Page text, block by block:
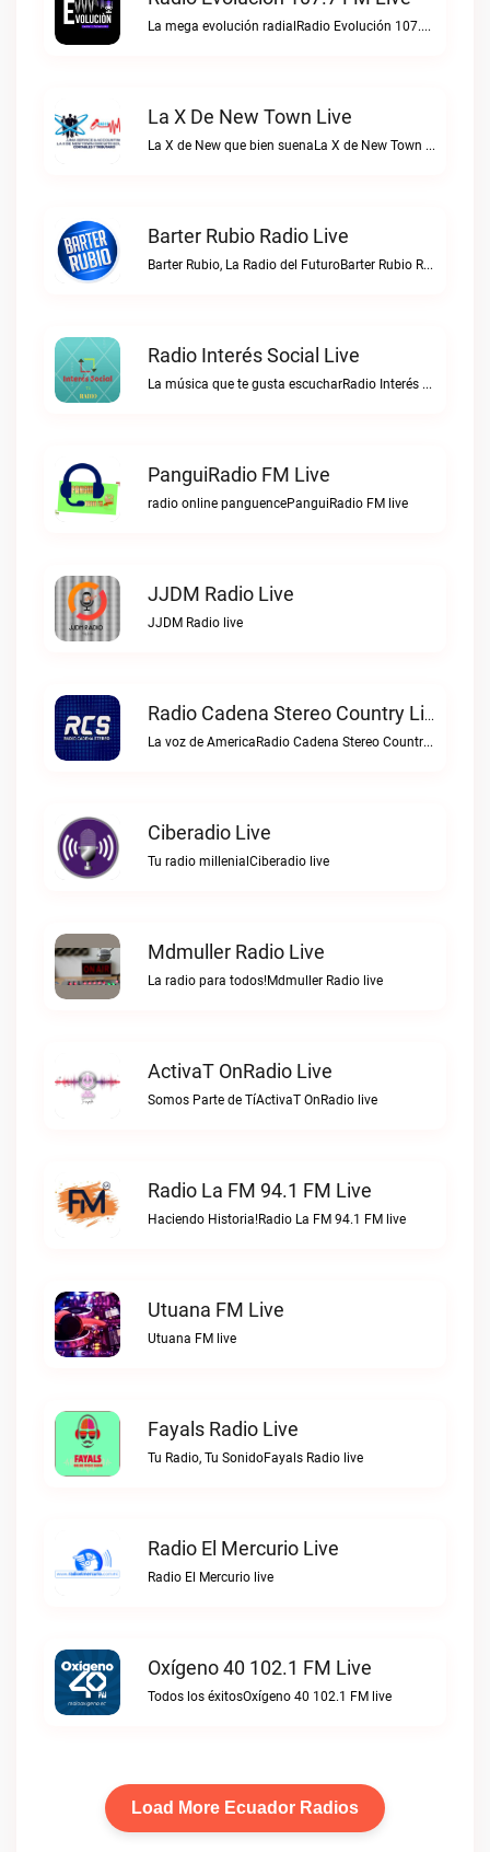
La mega evolución radialRadio Evolución 107.7 FM live
La X De New Town Live
La X de New que bien suenaLa X de New Town live
Barter Rubio Radio Live
Barter Rubio, La Radio del FuturoBarter Rubio Radio live
Radio Interés Social Live
La música que te gusta escucharRadio Interés Social live
PanguiRadio FM Live
radio online panguencePanguiRadio FM live
JJDM Radio Live
JJDM Radio live
Radio Cadena Stereo Country Live
La voz de AmericaRadio Cadena Stereo Country live
Ciberadio Live
Tu radio millenialCiberadio live
Mdmuller Radio Live
La radio para todos!Mdmuller Radio live
ActivaT OnRadio Live
Somos Parte de TíActivaT OnRadio live
Radio La FM 94.1 FM Live
Haciendo Historia!Radio La FM 94.1 FM live
Utuana FM Live
Utuana FM live
Fayals Radio Live
Tu Radio, Tu SonidoFayals Radio live
Radio El Mercurio Live
Radio El Mercurio live
Oxígeno 40 102.1 FM Live
Todos los éxitosOxígeno 40 102.1 FM live
Load More Ecuador Radios